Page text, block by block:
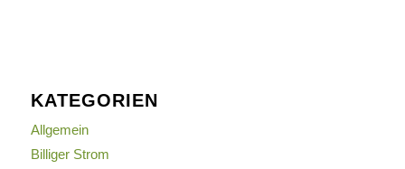
KATEGORIEN
Allgemein
Billiger Strom